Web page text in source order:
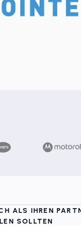
ALS IHREN
SOLLTEN